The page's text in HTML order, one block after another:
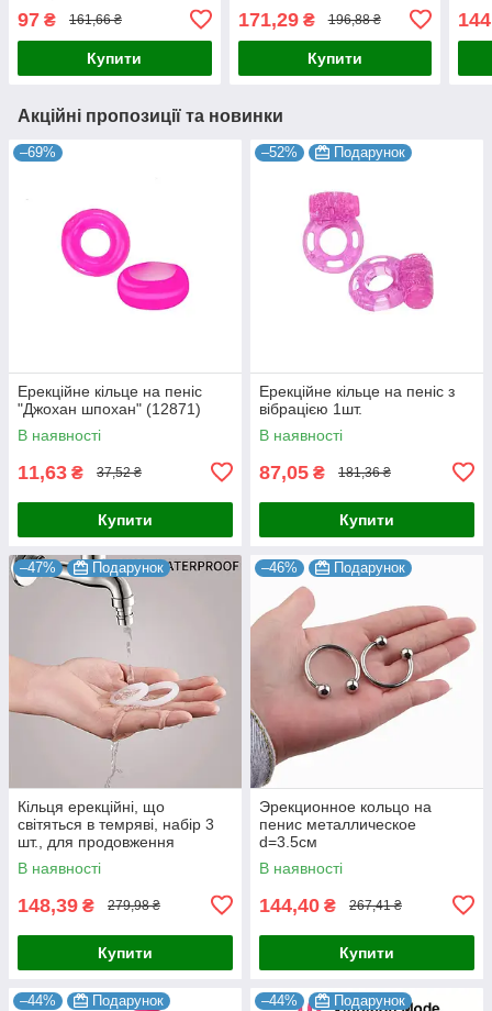
97 ₴ 161,66 ₴
Купити
171,29₴ 196,88 ₴
Купити
Акційні пропозиції та новинки
–69%
Ерекційне кільце на пеніс
"Джохан шпохан" (12871)
В наявності
11,63 ₴ 37,52 ₴
Купити
–52% Подарунок
Ерекційне кільце на пеніс з
вібрацією 1шт.
В наявності
87,05 ₴ 181,36 ₴
Купити
–47% Подарунок
Кільця ерекційні, що
світяться в темряві, набір 3
шт., для продовження
статевого акту (2/2,5/3 см)
В наявності
148,39 ₴ 279,98 ₴
Купити
–46% Подарунок
Эрекционное кольцо на
пенис металлическое
d=3.5см
В наявності
144,40 ₴ 267,41 ₴
Купити
–44% Подарунок –44% Подарунок